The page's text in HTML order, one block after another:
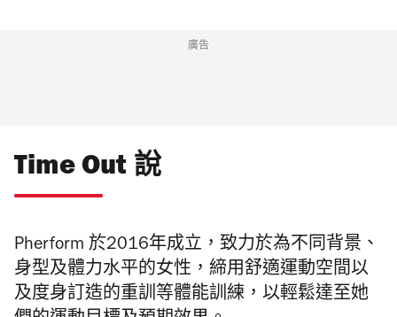
廣告
Time Out 說
Pherform 於2016年成立，致力於為不同背景、
身型及體力水平的女性，締用舒適運動空間以
及度身訂造的重訓等體能訓練，以輕鬆達至她